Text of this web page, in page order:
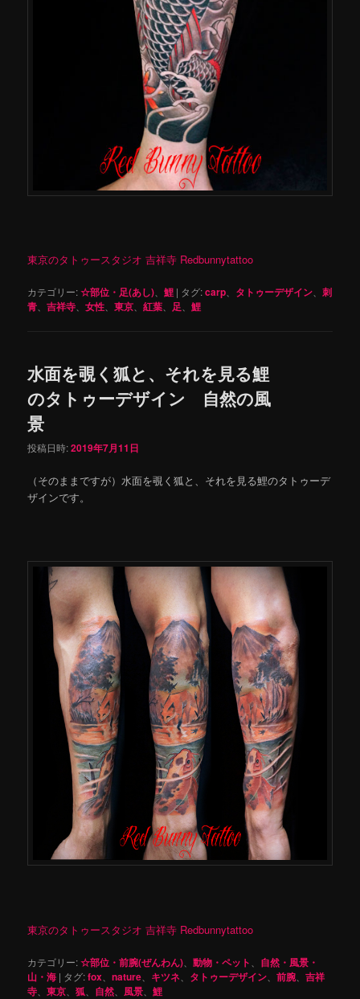
東京のタトゥースタジオ 吉祥寺 Redbunnytattoo
カテゴリー:☆部位・足(あし)、鯉 | タグ:carp、 タトゥーデザイン、刺
青、吉祥寺、女性、東京、紅葉、 足、鯉
水面を覗く狐と、それを見る鯉
のタトゥーデザイン 自然の風
景
投稿日時:2019年7月11日
（そのままですが）水面を覗く狐と、それを見る鯉のタトゥーデ
ザインです。
東京のタトゥースタジオ 吉祥寺 Redbunnytattoo
カテゴリー:☆部位・前腕(ぜんわん) 、動物・ペット
自然・風景・
山・海 | タグ:fox 、nature キツネ タトゥーデザイン 、前腕 、吉祥
寺 、東京 、狐 自然 風景 、鯉